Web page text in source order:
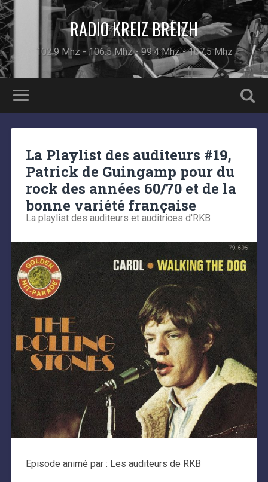
RADIO KREIZ BREIZH
102.9 Mhz - 106.5 Mhz - 99.4 Mhz - 107.5 Mhz
La Playlist des auditeurs #19,
Patrick de Guingamp pour du
rock des années 60/70 et de la
bonne variété française
La playlist des auditeurs et auditrices d'RKB
Episode animé par : Les auditeurs de RKB